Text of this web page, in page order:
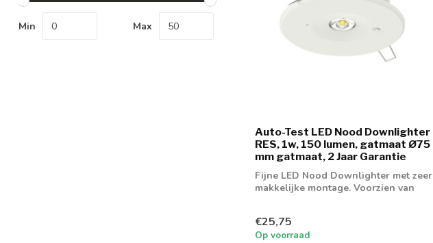
Min Max
Auto-Test LED Nood Downlighter
RES, 1w, 150 lumen, gatmaat Ø75
mm gatmaat, 2 Jaar Garantie
Fijne LED Nood Downlighter met zeer
makkelijke montage. Voorzien van
€25,75
Op voorraad